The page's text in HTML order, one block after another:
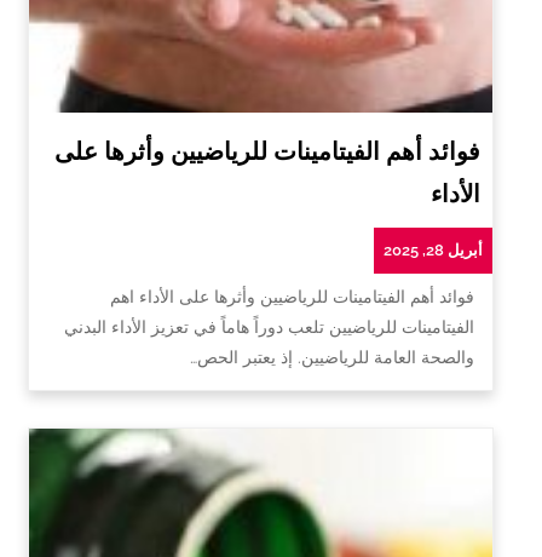
فوائد أهم الفيتامينات للرياضيين وأثرها على
الأداء
أبريل 28, 2025
فوائد أهم الفيتامينات للرياضيين وأثرها على الأداء اهم
الفيتامينات للرياضيين تلعب دوراً هاماً في تعزيز الأداء البدني
والصحة العامة للرياضيين. إذ يعتبر الحص…